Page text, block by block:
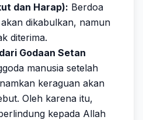
dan Harap): Berdoa
dikabulkan, namun
diterima.
Godaan Setan
manusia setelah
keraguan akan
Oleh karena itu,
kepada Allah